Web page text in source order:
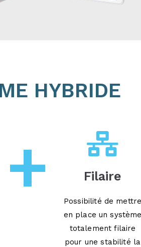
HYBRIDE
+ Filaire
Possibilité de
en place un
totalement filaire
pour une stabilité la